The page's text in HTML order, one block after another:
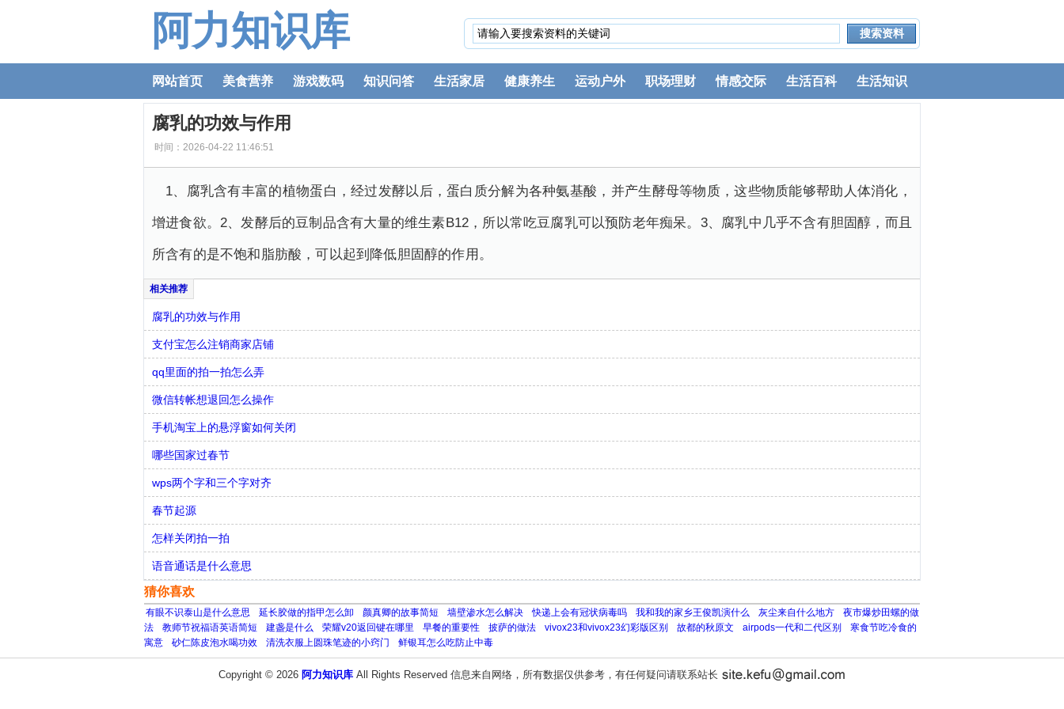
阿力知识库
网站首页 美食营养 游戏数码 知识问答 生活家居 健康养生 运动户外 职场理财 情感交际 生活百科 生活知识
腐乳的功效与作用
时间：2026-04-22 11:46:51
1、腐乳含有丰富的植物蛋白，经过发酵以后，蛋白质分解为各种氨基酸，并产生酵母等物质，这些物质能够帮助人体消化，
增进食欲。2、发酵后的豆制品含有大量的维生素B12，所以常吃豆腐乳可以预防老年痴呆。3、腐乳中几乎不含有胆固醇，而且
所含有的是不饱和脂肪酸，可以起到降低胆固醇的作用。
腐乳的功效与作用
支付宝怎么注销商家店铺
qq里面的拍一拍怎么弄
微信转帐想退回怎么操作
手机淘宝上的悬浮窗如何关闭
哪些国家过春节
wps两个字和三个字对齐
春节起源
怎样关闭拍一拍
语音通话是什么意思
猜你喜欢
有眼不识泰山是什么意思 延长胶做的指甲怎么卸 颜真卿的故事简短 墙壁渗水怎么解决 快递上会有冠状病毒吗 我和我的家乡王俊凯演什么 灰尘来自什么地方
夜市爆炒田螺的做
法
教师节祝福语英语简短 建盏是什么 荣耀v20返回键在哪里 早餐的重要性 披萨的做法 vivox23和vivox23幻彩版区别 故都的秋原文 airpods一代和二代区别
寒食节吃冷食的
寓意
砂仁陈皮泡水喝功效 清洗衣服上圆珠笔迹的小窍门 鲜银耳怎么吃防止中毒
Copyright © 2026 阿力知识库All Rights Reserved 信息来自网络，所有数据仅供参考，有任何疑问请联系站长